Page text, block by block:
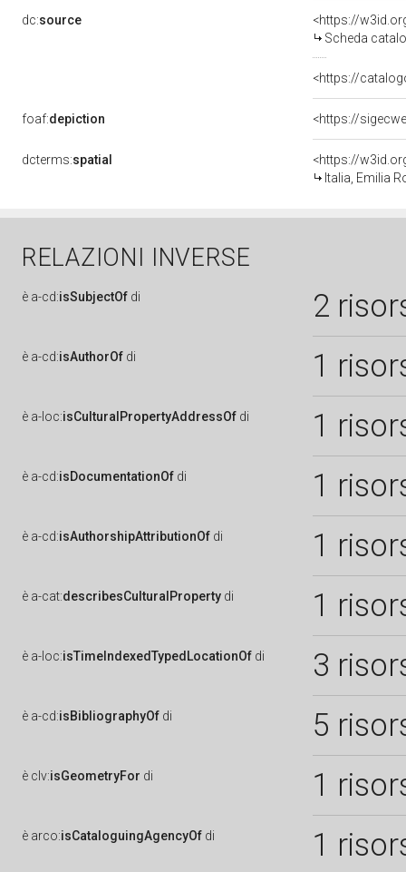
dc:source
<https://
Scheda
<https://
foaf:depiction <https://
dcterms:spatial
<https://
Italia, Emilia
RELAZIONI INVERSE
è a-cd:isSubjectOf di 2
è a-cd:isAuthorOf di 1
è a-loc:isCulturalPropertyAddressOf di 1
è a-cd:isDocumentationOf di 1
è a-cd:isAuthorshipAttributionOf di 1
è a-cat:describesCulturalProperty di 1
è a-loc:isTimeIndexedTypedLocationOf di 3
è a-cd:isBibliographyOf di 5
è clv:isGeometryFor di 1
è arco:isCataloguingAgencyOf di 1